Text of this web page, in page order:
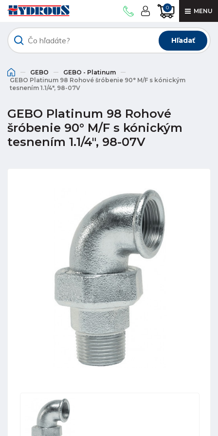
0 MENU
Hľadať
GEBO
GEBO - Platinum
GEBO Platinum 98 Rohové šróbenie 90° M/F s kónickým
tesnením 1.1/4", 98-07V
GEBO Platinum 98 Rohové
šróbenie 90° M/F s kónickým
tesnením 1.1/4", 98-07V